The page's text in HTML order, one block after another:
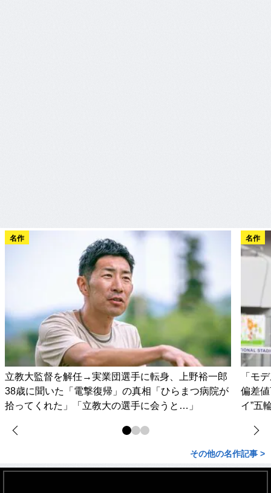
名作
立教大監督を解任→実業団選手に転身、上野裕一郎
38歳に聞いた「電撃復帰」の真相「ひらまつ病院が
拾ってくれた」「立教大の選手に会うと…」
名作
「モ
偏差
イ”五
その他の名作記事 >